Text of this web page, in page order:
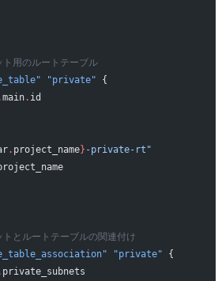
用のルートテーブル
"private" {
main. id
. project_name} -private-rt"
とルートテーブルの関連付け
"private" {
private_subnets